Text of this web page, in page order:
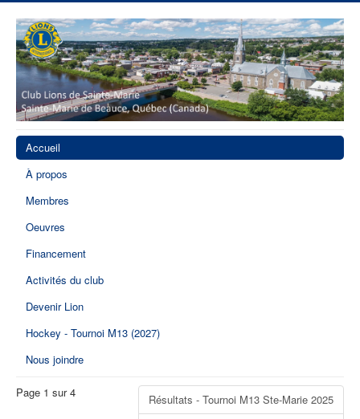
Accueil
À propos
Membres
Oeuvres
Financement
Activités du club
Devenir Lion
Hockey - Tournoi M13 (2027)
Nous joindre
Résultats - Tournoi M13 Ste-Marie 2025
Page 1 sur 4